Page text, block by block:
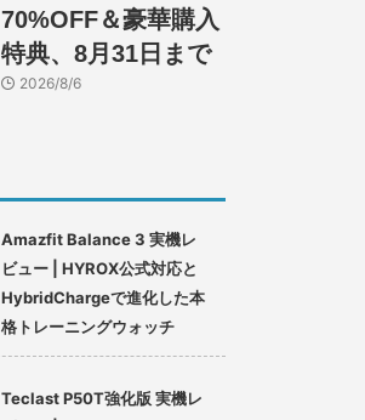
70%OFF＆豪華購入
特典、8月31日まで
2026/8/6
Amazfit Balance 3 実機レ
ビュー | HYROX公式対応と
HybridChargeで進化した本
格トレーニングウォッチ
Teclast P50T強化版 実機レ